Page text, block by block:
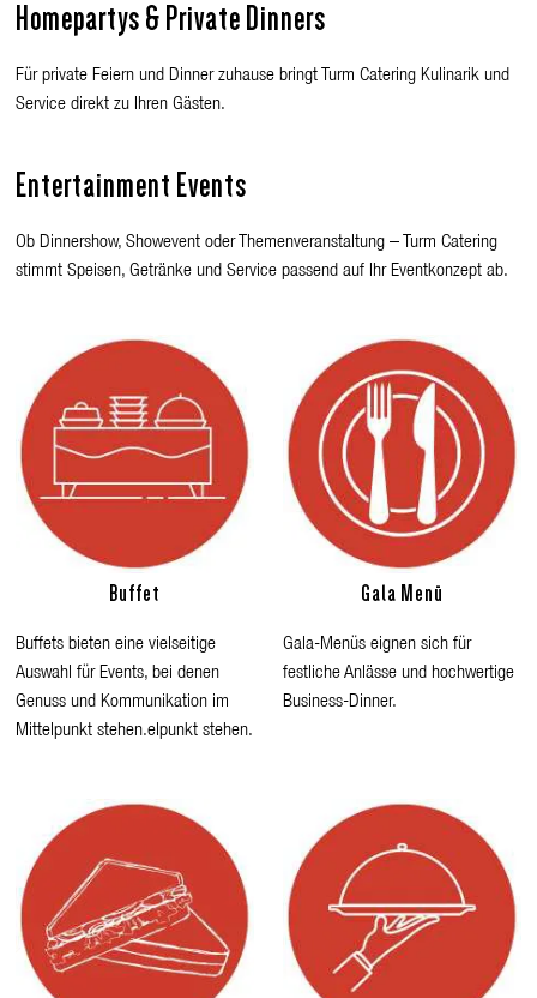
Homepartys & Private Dinners
Für private Feiern und Dinner zuhause bringt Turm Catering Kulinarik und
Service direkt zu Ihren Gästen.
Entertainment Events
Ob Dinnershow, Showevent oder Themenveranstaltung – Turm Catering
stimmt Speisen, Getränke und Service passend auf Ihr Eventkonzept ab.
Buffet
Buffets bieten eine vielseitige
Auswahl für Events, bei denen
Genuss und Kommunikation im
Mittelpunkt stehen.elpunkt stehen.
Gala Menü
Gala-Menüs eignen sich für
festliche Anlässe und hochwertige
Business-Dinner.